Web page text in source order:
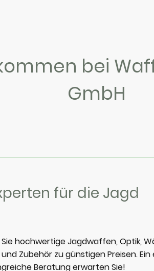
bei
GmbH
für die Jagd
hochwertige Jagdwaffen, Optik,
Zubehör zu günstigen Preisen.
Beratung erwarten Sie!